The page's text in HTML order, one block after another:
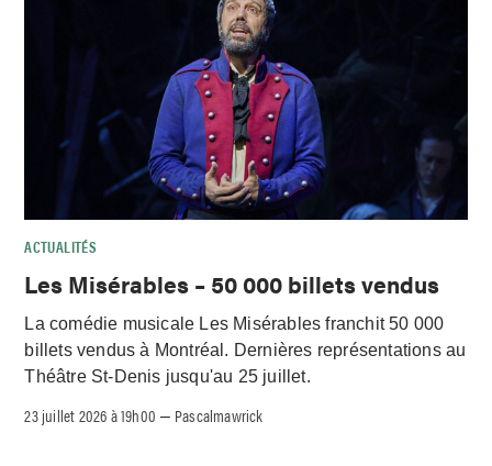
ACTUALITÉS
Les Misérables – 50 000 billets vendus
La comédie musicale Les Misérables franchit 50 000
billets vendus à Montréal. Dernières représentations au
Théâtre St-Denis jusqu'au 25 juillet.
23 juillet 2026 à 19h00 – Pascalmawrick